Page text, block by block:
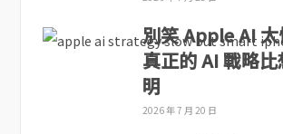
別笑 Apple AI
真正的 AI 戰略
明
2026 年 7 月 20 日